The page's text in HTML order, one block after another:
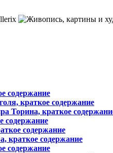
содержание
краткое содержание
Торина, краткое
содержание
содержание
краткое содержание
содержание